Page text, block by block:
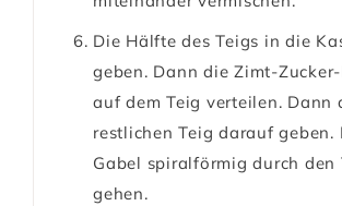
Die Hälfte des Teigs in die
geben. Dann die Zimt-
auf dem Teig verteilen. Dann
restlichen Teig darauf geben.
Gabel spiralförmig durch den
gehen.